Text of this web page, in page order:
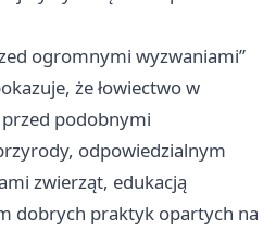
ogromnymi wyzwaniami”
że łowiectwo w
podobnymi
odpowiedzialnym
zwierząt, edukacją
dobrych praktyk opartych na